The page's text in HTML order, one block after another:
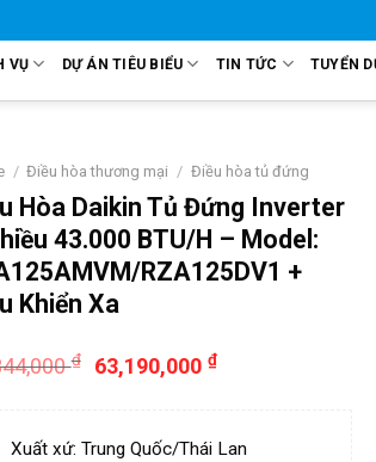
VỤ DỰ ÁN TIÊU BIỂU TIN TỨC TUYỂN
/ Điều hòa thương mại / Điều hòa tủ đứng
Hòa Daikin Tủ Đứng Inverter
43.000 BTU/H – Model:
RZA125DV1 +
Khiển Xa
₫ 63,190,000₫
Xuất xứ: Trung Quốc/Thái Lan